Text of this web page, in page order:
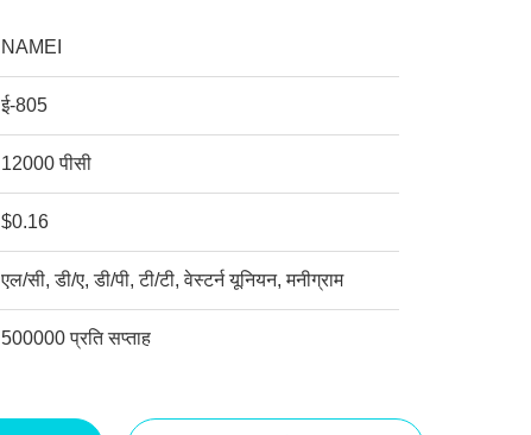
NAMEI
ई-805
12000 पीसी
$0.16
एल/सी, डी/ए, डी/पी, टी/टी, वेस्टर्न यूनियन, मनीग्राम
500000 प्रति सप्ताह